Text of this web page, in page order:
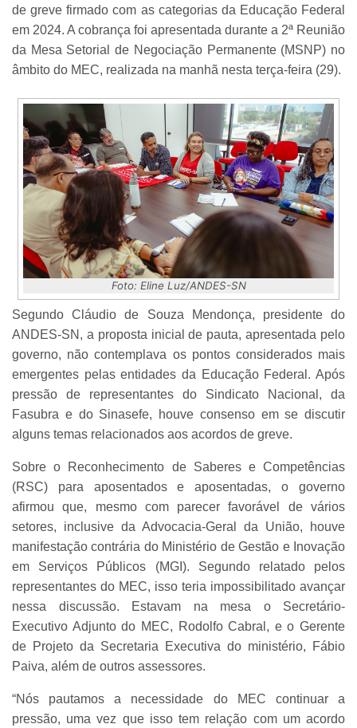
de greve firmado com as categorias da Educação Federal
em 2024. A cobrança foi apresentada durante a 2ª Reunião
da Mesa Setorial de Negociação Permanente (MSNP) no
âmbito do MEC, realizada na manhã nesta terça-feira (29).
Foto: Eline Luz/ANDES-SN
Segundo Cláudio de Souza Mendonça, presidente do
ANDES-SN, a proposta inicial de pauta, apresentada pelo
governo, não contemplava os pontos considerados mais
emergentes pelas entidades da Educação Federal. Após
pressão de representantes do Sindicato Nacional, da
Fasubra e do Sinasefe, houve consenso em se discutir
alguns temas relacionados aos acordos de greve.
Sobre o Reconhecimento de Saberes e Competências
(RSC) para aposentados e aposentadas, o governo
afirmou que, mesmo com parecer favorável de vários
setores, inclusive da Advocacia-Geral da União, houve
manifestação contrária do Ministério de Gestão e Inovação
em Serviços Públicos (MGI). Segundo relatado pelos
representantes do MEC, isso teria impossibilitado avançar
nessa discussão. Estavam na mesa o Secretário-
Executivo Adjunto do MEC, Rodolfo Cabral, e o Gerente
de Projeto da Secretaria Executiva do ministério, Fábio
Paiva, além de outros assessores.
“Nós pautamos a necessidade do MEC continuar a
pressão, uma vez que isso tem relação com um acordo